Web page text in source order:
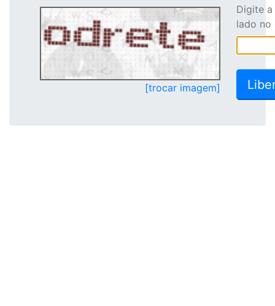
[trocar imagem]
Digite
lado no